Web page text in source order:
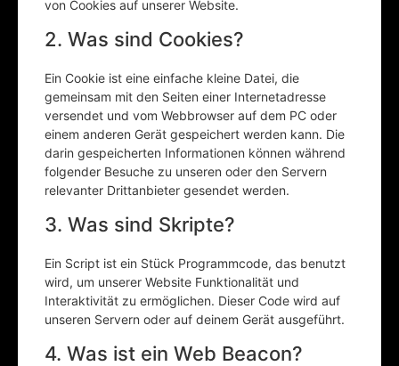
von Cookies auf unserer Website.
2. Was sind Cookies?
Ein Cookie ist eine einfache kleine Datei, die
gemeinsam mit den Seiten einer Internetadresse
versendet und vom Webbrowser auf dem PC oder
einem anderen Gerät gespeichert werden kann. Die
darin gespeicherten Informationen können während
folgender Besuche zu unseren oder den Servern
relevanter Drittanbieter gesendet werden.
3. Was sind Skripte?
Ein Script ist ein Stück Programmcode, das benutzt
wird, um unserer Website Funktionalität und
Interaktivität zu ermöglichen. Dieser Code wird auf
unseren Servern oder auf deinem Gerät ausgeführt.
4. Was ist ein Web Beacon?